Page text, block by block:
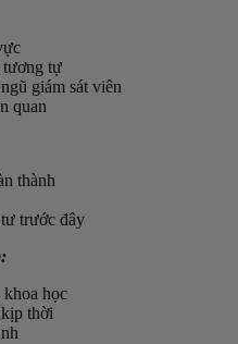
tương tự
giám sát viên
quan
thành
trước đây
học
thời